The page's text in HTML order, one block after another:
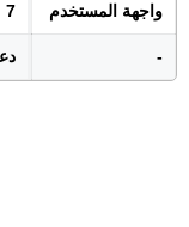
واجهة المستخدم 7
- دعم 7 سنوات من